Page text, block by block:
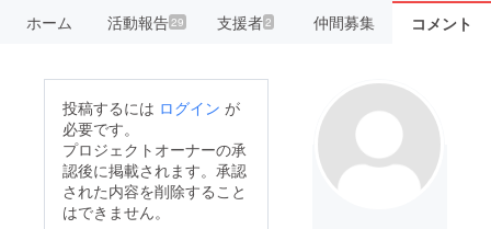
ホーム 活動報告29 支援者2 仲間募集 コメント
投稿するには ログイン が
必要です。
プロジェクトオーナーの承
認後に掲載されます。承認
された内容を削除すること
はできません。